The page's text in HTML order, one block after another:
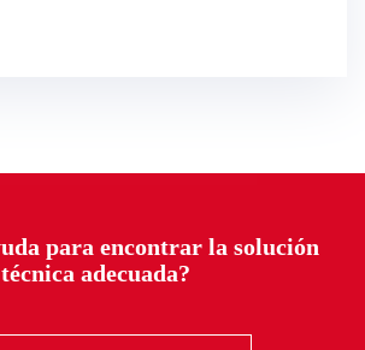
para encontrar la solución
técnica adecuada?